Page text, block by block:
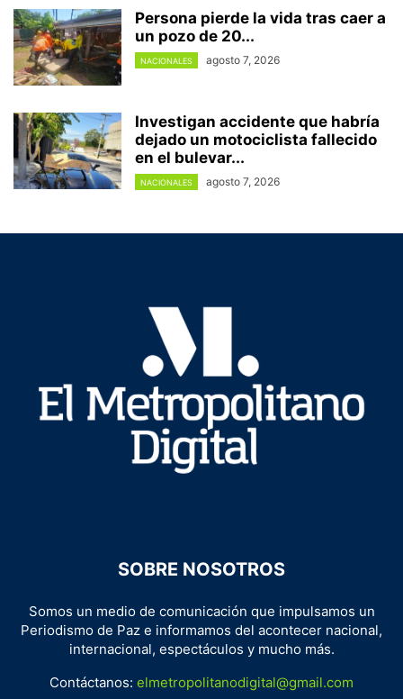
Persona pierde la vida tras caer a
un pozo de 20...
NACIONALES agosto 7, 2026
Investigan accidente que habría
dejado un motociclista fallecido
en el bulevar...
NACIONALES agosto 7, 2026
SOBRE NOSOTROS
Somos un medio de comunicación que impulsamos un
Periodismo de Paz e informamos del acontecer nacional,
internacional, espectáculos y mucho más.
Contáctanos: elmetropolitanodigital@gmail.com